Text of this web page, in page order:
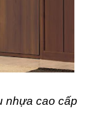
nhựa cao cấp